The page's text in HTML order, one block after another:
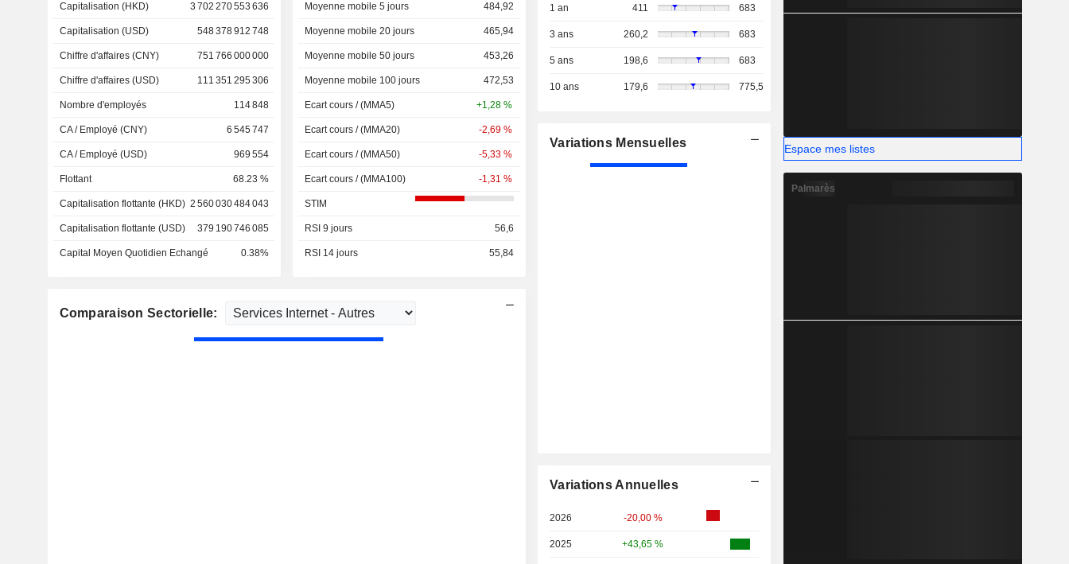
Capitalisation (HKD) 3 702 270 553 636
Capitalisation (USD) 548 378 912 748
Chiffre d'affaires (CNY) 751 766 000 000
Chiffre d'affaires (USD) 111 351 295 306
Nombre d'employés 114 848
CA / Employé (CNY) 6 545 747
CA / Employé (USD) 969 554
Flottant 68.23 %
Capitalisation flottante (HKD) 2 560 030 484 043
Capitalisation flottante (USD) 379 190 746 085
Capital Moyen Quotidien Echangé 0.38%
Moyenne mobile 5 jours 484,92
Moyenne mobile 20 jours 465,94
Moyenne mobile 50 jours 453,26
Moyenne mobile 100 jours 472,53
Ecart cours / (MMA5) +1,28 %
Ecart cours / (MMA20) -2,69 %
Ecart cours / (MMA50) -5,33 %
Ecart cours / (MMA100) -1,31 %
STIM
RSI 9 jours 56,6
RSI 14 jours 55,84
Comparaison Sectorielle:
1 an 411 683
3 ans 260,2 683
5 ans 198,6 683
10 ans 179,6 775,5
Variations Mensuelles
Variations Annuelles
2026 -20,00 %
2025 +43,65 %
Espace mes listes
Palmarès